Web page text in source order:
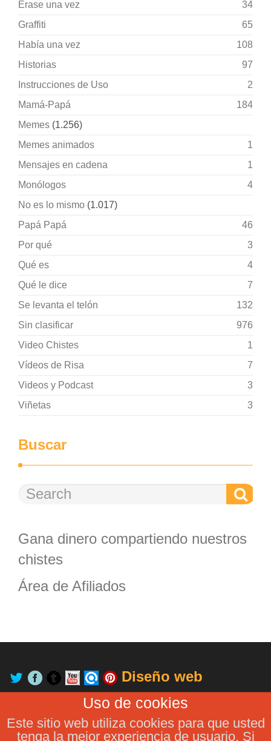
Erase una vez
34
Graffiti
65
Había una vez
108
Historias
97
Instrucciones de Uso
2
Mamá-Papá
184
Memes (1.256)
Memes animados
1
Mensajes en cadena
1
Monólogos
4
No es lo mismo (1.017)
Papá Papá
46
Por qué
3
Qué es
4
Qué le dice
7
Se levanta el telón
132
Sin clasificar
976
Video Chistes
1
Vídeos de Risa
7
Videos y Podcast
3
Viñetas
3
Buscar
Gana dinero compartiendo nuestros
chistes
Área de Afiliados
Diseño web
GrupoUnetcomUso de cookies
Este sitio web utiliza cookies para que usted
tenga la mejor experiencia de usuario. Si